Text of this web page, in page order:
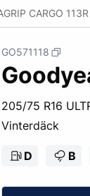
O-
Bult &
CARGO 113R
GO571118
205/75 R16
Vinterdäck
D B